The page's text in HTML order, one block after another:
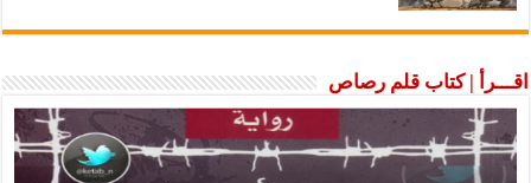
اقـــرأ | كتاب قلم رصاص